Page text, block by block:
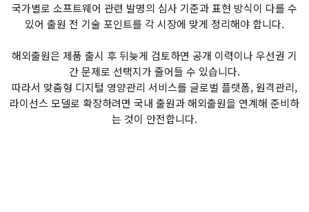
국가별로 소프트웨어 관련 발명의 심사 기준과 표현 방식이 다를 수
있어 출원 전 기술 포인트를 각 시장에 맞게 정리해야 합니다.
해외출원은 제품 출시 후 뒤늦게 검토하면 공개 이력이나 우선권 기
간 문제로 선택지가 줄어들 수 있습니다.
따라서 맞춤형 디지털 영양관리 서비스를 글로벌 플랫폼, 원격관리,
라이선스 모델로 확장하려면 국내 출원과 해외출원을 연계해 준비하
는 것이 안전합니다.